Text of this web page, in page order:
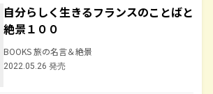
自分らしく生きるフランスのことばと
絶景１００
BOOKS 旅の名言＆絶景
2022.05.26 発売